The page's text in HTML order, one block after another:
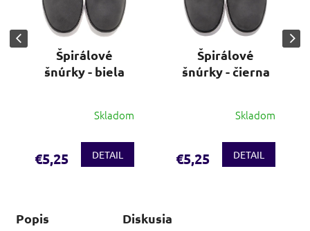
Špirálové
šnúrky - biela
Skladom
€5,25 DETAIL
Špirálové
šnúrky - čierna
Skladom
€5,25 DETAIL
Popis Diskusia